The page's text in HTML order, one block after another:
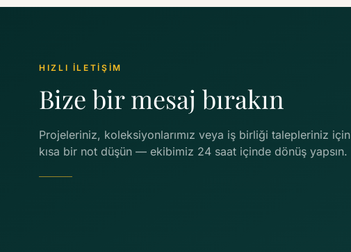
HIZLI İLETİŞİM
Bize bir mesaj bırakın
Projeleriniz, koleksiyonlarımız veya iş birliği talepleriniz için
kısa bir not düşün — ekibimiz 24 saat içinde dönüş yapsın.